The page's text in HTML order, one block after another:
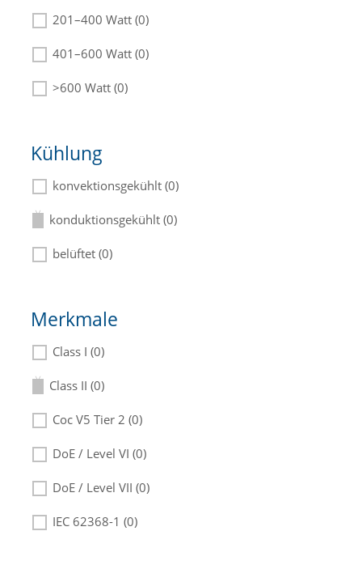
201–400 Watt (0)
401–600 Watt (0)
>600 Watt (0)
Kühlung
konvektionsgekühlt (0)
konduktionsgekühlt (0)
belüftet (0)
Merkmale
Class I (0)
Class II (0)
Coc V5 Tier 2 (0)
DoE / Level VI (0)
DoE / Level VII (0)
IEC 62368-1 (0)